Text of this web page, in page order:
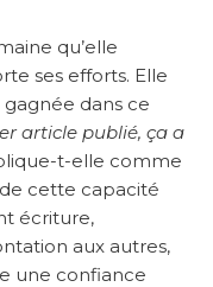
qu’elle
ses efforts. Elle
dans ce
article publié, ça a
t-elle comme
cette capacité
écriture,
aux autres,
une confiance